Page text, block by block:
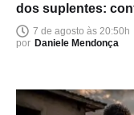
dos suplentes:
política
7 de agosto às 20:50h
por Daniele Mendonça